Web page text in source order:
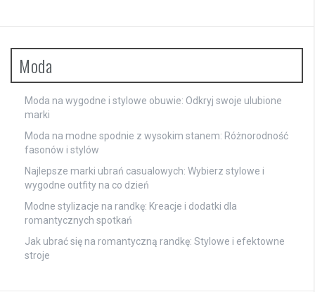
Moda
Moda na wygodne i stylowe obuwie: Odkryj swoje ulubione
marki
Moda na modne spodnie z wysokim stanem: Różnorodność
fasonów i stylów
Najlepsze marki ubrań casualowych: Wybierz stylowe i
wygodne outfity na co dzień
Modne stylizacje na randkę: Kreacje i dodatki dla
romantycznych spotkań
Jak ubrać się na romantyczną randkę: Stylowe i efektowne
stroje